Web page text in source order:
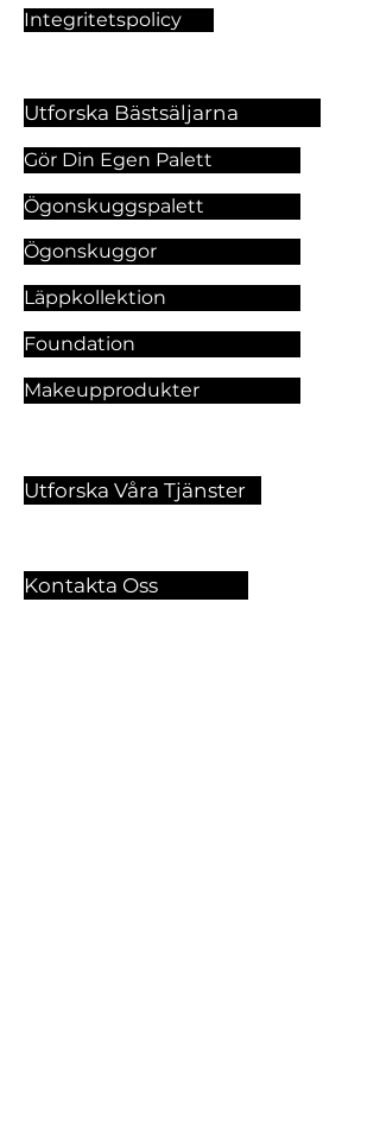
Integritetspolicy
Utforska Bästsäljarna
Gör Din Egen Palett
Ögonskuggspalett
Ögonskuggor
Läppkollektion
Foundation
Makeupprodukter
Utforska Våra Tjänster
Kontakta Oss